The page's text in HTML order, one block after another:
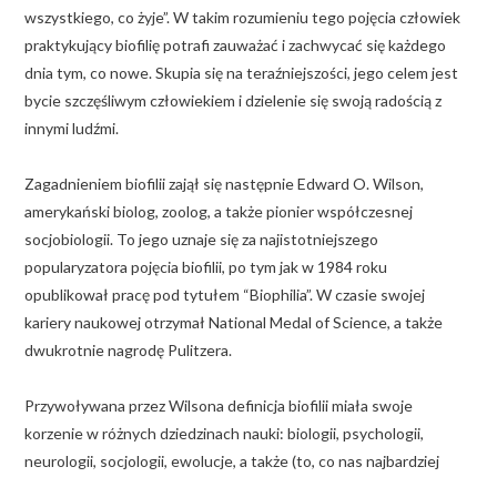
wszystkiego, co żyje”. W takim rozumieniu tego pojęcia człowiek
praktykujący biofilię potrafi zauważać i zachwycać się każdego
dnia tym, co nowe. Skupia się na teraźniejszości, jego celem jest
bycie szczęśliwym człowiekiem i dzielenie się swoją radością z
innymi ludźmi.
Zagadnieniem biofilii zajął się następnie Edward O. Wilson,
amerykański biolog, zoolog, a także pionier współczesnej
socjobiologii. To jego uznaje się za najistotniejszego
popularyzatora pojęcia biofilii, po tym jak w 1984 roku
opublikował pracę pod tytułem “Biophilia”. W czasie swojej
kariery naukowej otrzymał National Medal of Science, a także
dwukrotnie nagrodę Pulitzera.
Przywoływana przez Wilsona definicja biofilii miała swoje
korzenie w różnych dziedzinach nauki: biologii, psychologii,
neurologii, socjologii, ewolucje, a także (to, co nas najbardziej